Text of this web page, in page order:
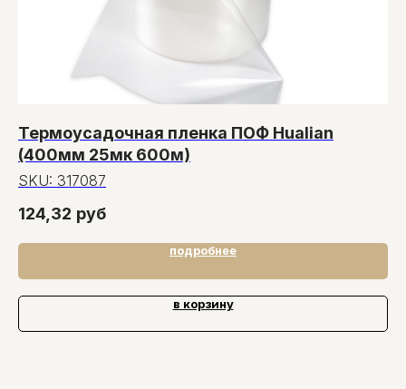
Термоусадочная пленка ПОФ Hualian
(400мм 25мк 600м)
SKU: 317087
124,32 руб
подробнее
в корзину